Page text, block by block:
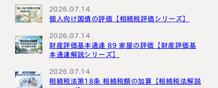
2026.07.14
個人向け国債の評価【相続税評価シリーズ】
2026.07.14
財産評価基本通達 89 家屋の評価【財産評価基
本通達解説シリーズ】
2026.07.14
相続税法第18条 相続税額の加算【相続税法解説